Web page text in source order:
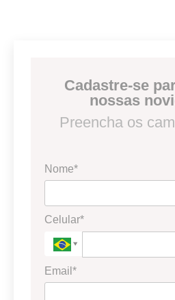
Cadastre-se
nossas
Preencha os
Nome*
Celular*
Email*